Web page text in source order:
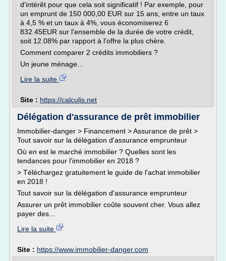
d'intérêt pour que cela soit significatif ! Par exemple, pour
un emprunt de 150 000,00 EUR sur 15 ans, entre un taux
à 4,5 % et un taux à 4%, vous économiserez 6
832.45EUR sur l'ensemble de la durée de votre crédit,
soit 12.08% par rapport à l'offre la plus chère.
Comment comparer 2 crédits immobiliers ?
Un jeune ménage...
Lire la suite
Site : https://calculis.net
Délégation d'assurance de prêt immobilier
Immobilier-danger > Financement > Assurance de prêt >
Tout savoir sur la délégation d'assurance emprunteur
Où en est le marché immobilier ? Quelles sont les
tendances pour l'immobilier en 2018 ?
> Téléchargez gratuitement le guide de l'achat immobilier
en 2018 !
Tout savoir sur la délégation d'assurance emprunteur
Assurer un prêt immobilier coûte souvent cher. Vous allez
payer des...
Lire la suite
Site : https://www.immobilier-danger.com